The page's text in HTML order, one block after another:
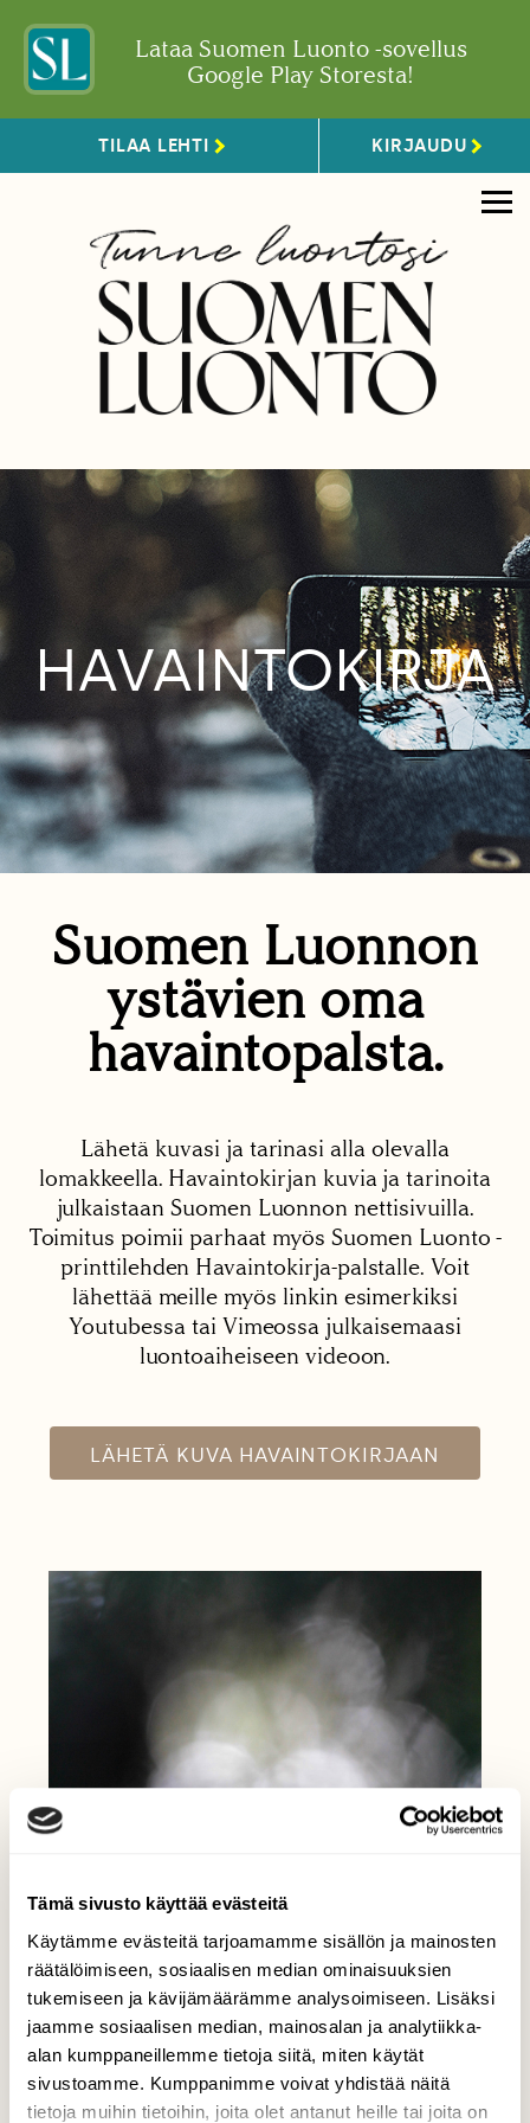
Tämä sivusto käyttää evästeitä
Käytämme evästeitä tarjoamamme sisällön ja mainosten
räätälöimiseen, sosiaalisen median ominaisuuksien
tukemiseen ja kävijämäärämme analysoimiseen. Lisäksi
jaamme sosiaalisen median, mainosalan ja analytiikka-
alan kumppaneillemme tietoja siitä, miten käytät
sivustoamme. Kumppanimme voivat yhdistää näitä
tietoja muihin tietoihin, joita olet antanut heille tai joita on
Lataa Suomen Luonto -sovellus
Google Play Storesta!
TILAA LEHTI KIRJAUDU
HAVAINTOKIRJA
Suomen Luonnon
ystävien oma
havaintopalsta.
Lähetä kuvasi ja tarinasi alla olevalla
lomakkeella. Havaintokirjan kuvia ja tarinoita
julkaistaan Suomen Luonnon nettisivuilla.
Toimitus poimii parhaat myös Suomen Luonto -
printtilehden Havaintokirja-palstalle. Voit
lähettää meille myös linkin esimerkiksi
Youtubessa tai Vimeossa julkaisemaasi
luontoaiheiseen videoon.
LÄHETÄ KUVA HAVAINTOKIRJAAN